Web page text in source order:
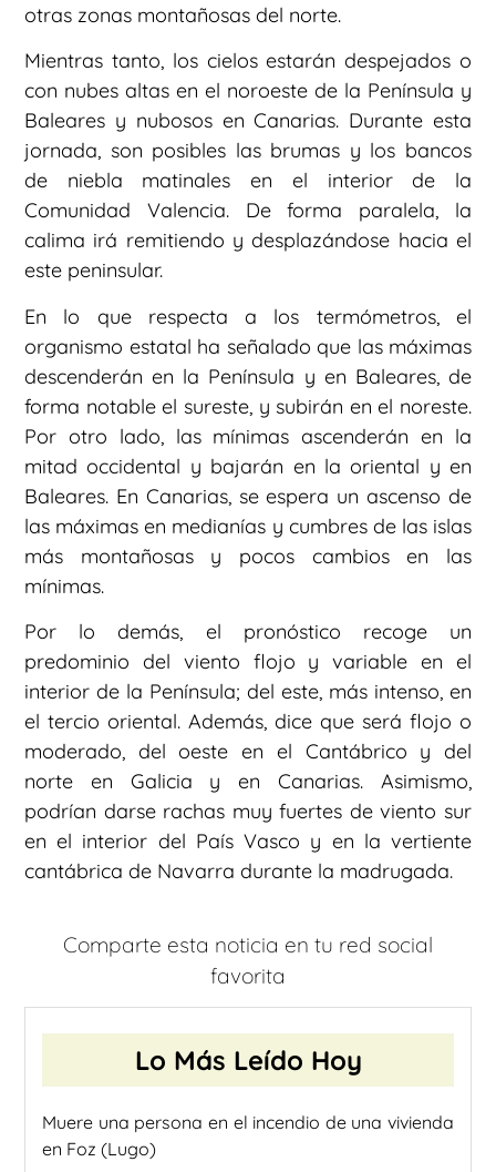
otras zonas montañosas del norte.
Mientras tanto, los cielos estarán despejados o
con nubes altas en el noroeste de la Península y
Baleares y nubosos en Canarias. Durante esta
jornada, son posibles las brumas y los bancos
de niebla matinales en el interior de la
Comunidad Valencia. De forma paralela, la
calima irá remitiendo y desplazándose hacia el
este peninsular.
En lo que respecta a los termómetros, el
organismo estatal ha señalado que las máximas
descenderán en la Península y en Baleares, de
forma notable el sureste, y subirán en el noreste.
Por otro lado, las mínimas ascenderán en la
mitad occidental y bajarán en la oriental y en
Baleares. En Canarias, se espera un ascenso de
las máximas en medianías y cumbres de las islas
más montañosas y pocos cambios en las
mínimas.
Por lo demás, el pronóstico recoge un
predominio del viento flojo y variable en el
interior de la Península; del este, más intenso, en
el tercio oriental. Además, dice que será flojo o
moderado, del oeste en el Cantábrico y del
norte en Galicia y en Canarias. Asimismo,
podrían darse rachas muy fuertes de viento sur
en el interior del País Vasco y en la vertiente
cantábrica de Navarra durante la madrugada.
Comparte esta noticia en tu red social
favorita
Lo Más Leído Hoy
Muere una persona en el incendio de una vivienda
en Foz (Lugo)